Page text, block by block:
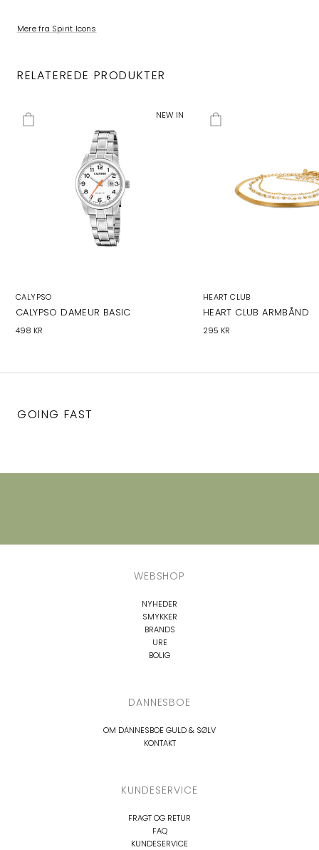
Mere fra Spirit Icons
RELATEREDE PRODUKTER
NEW IN
CALYPSO
CALYPSO DAMEUR BASIC
498 KR
HEART CLUB
HEART CLUB ARMBÅND
295 KR
GOING FAST
WEBSHOP
NYHEDER
SMYKKER
BRANDS
URE
BOLIG
DANNESBOE
OM DANNESBOE GULD & SØLV
KONTAKT
KUNDESERVICE
FRAGT OG RETUR
FAQ
KUNDESERVICE